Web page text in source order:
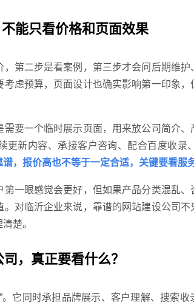
能只看价格和页面效果
第二步是看案例，第三步才会问后期维
虑预算，页面设计也确实影响第一印象
要一个临时展示页面，用来放公司简介
更新内容、承接客户咨询、配合百度收录
，报价高也不等于一定合适，关键要看服
一眼感觉会更好，但如果产品分类混乱
对临沂企业来说，靠谱的网站建设公司
楚。
，真正要看什么？
它同时承担品牌展示、客户理解、搜索